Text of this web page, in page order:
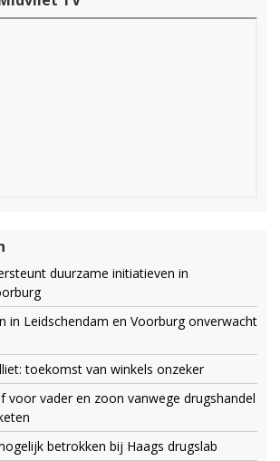
duurzame initiatieven in
in Leidschendam en Voorburg onverwacht
toekomst van winkels onzeker
voor vader en zoon vanwege drugshandel
betrokken bij Haags drugslab